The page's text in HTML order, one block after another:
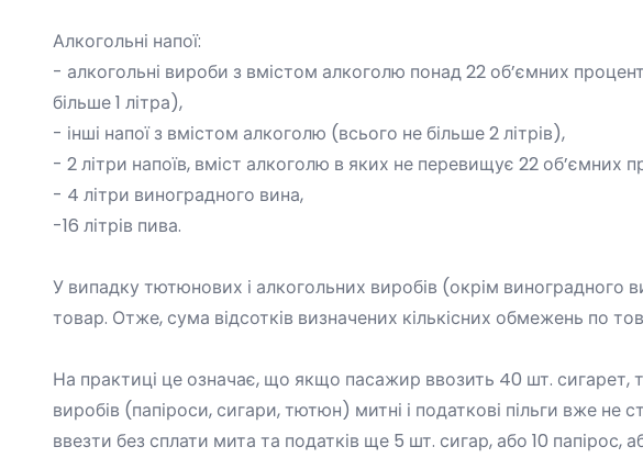
Алкогольні напої:
- алкогольні вироби з вмістом алкоголю понад 22 об’ємних
більше 1 літра),
- інші напої з вмістом алкоголю (всього не більше 2 літрів),
- 2 літри напоїв, вміст алкоголю в яких не перевищує 22 об’ємних
- 4 літри виноградного вина,
-16 літрів пива.
У випадку тютюнових і алкогольних виробів (окрім виноградного
товар. Отже, сума відсотків визначених кількісних обмежень по
На практиці це означає, що якщо пасажир ввозить 40 шт. сигарет,
виробів (папіроси, сигари, тютюн) митні і податкові пільги вже
ввезти без сплати мита та податків ще 5 шт. сигар, або 10